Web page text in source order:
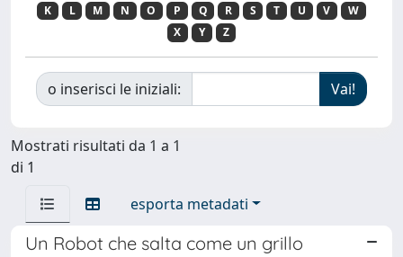
K
L M N O P Q R S T U V
W
X
Y Z
o inserisci le iniziali:
Mostrati risultati da 1 a 1
di 1
esporta metadati
Un Robot che salta come un grillo